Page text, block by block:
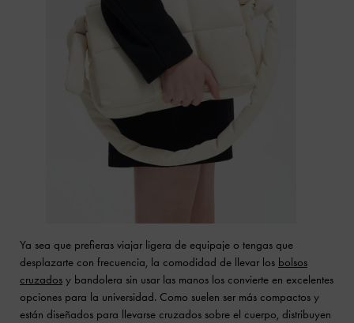
Ya sea que prefieras viajar ligera de equipaje o tengas que
desplazarte con frecuencia, la comodidad de llevar los bolsos
cruzados y bandolera sin usar las manos los convierte en excelentes
opciones para la universidad. Como suelen ser más compactos y
están diseñados para llevarse cruzados sobre el cuerpo, distribuyen